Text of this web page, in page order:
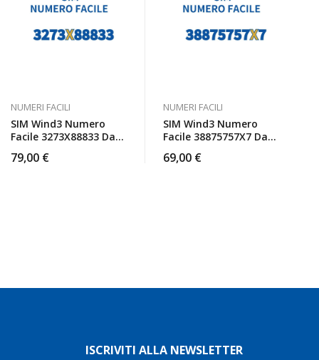
NUMERI FACILI
SIM Wind3 Numero
Facile 3273X88833 Da
79,00 €
NUMERI FACILI
SIM Wind3 Numero
Facile 38875757X7 Da
69,00 €
ISCRIVITI ALLA NEWSLETTER